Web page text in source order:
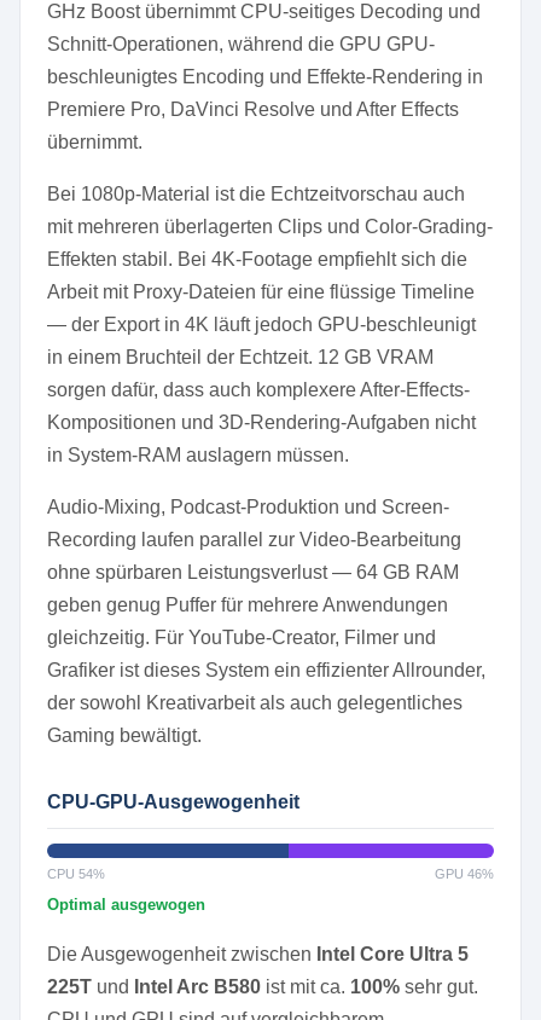
GHz Boost übernimmt CPU-seitiges Decoding und
Schnitt-Operationen, während die GPU GPU-
beschleunigtes Encoding und Effekte-Rendering in
Premiere Pro, DaVinci Resolve und After Effects
übernimmt.
Bei 1080p-Material ist die Echtzeitvorschau auch
mit mehreren überlagerten Clips und Color-Grading-
Effekten stabil. Bei 4K-Footage empfiehlt sich die
Arbeit mit Proxy-Dateien für eine flüssige Timeline
— der Export in 4K läuft jedoch GPU-beschleunigt
in einem Bruchteil der Echtzeit. 12 GB VRAM
sorgen dafür, dass auch komplexere After-Effects-
Kompositionen und 3D-Rendering-Aufgaben nicht
in System-RAM auslagern müssen.
Audio-Mixing, Podcast-Produktion und Screen-
Recording laufen parallel zur Video-Bearbeitung
ohne spürbaren Leistungsverlust — 64 GB RAM
geben genug Puffer für mehrere Anwendungen
gleichzeitig. Für YouTube-Creator, Filmer und
Grafiker ist dieses System ein effizienter Allrounder,
der sowohl Kreativarbeit als auch gelegentliches
Gaming bewältigt.
CPU-GPU-Ausgewogenheit
CPU 54% GPU 46%
Optimal ausgewogen
Die Ausgewogenheit zwischen Intel Core Ultra 5
225T und Intel Arc B580 ist mit ca. 100% sehr gut.